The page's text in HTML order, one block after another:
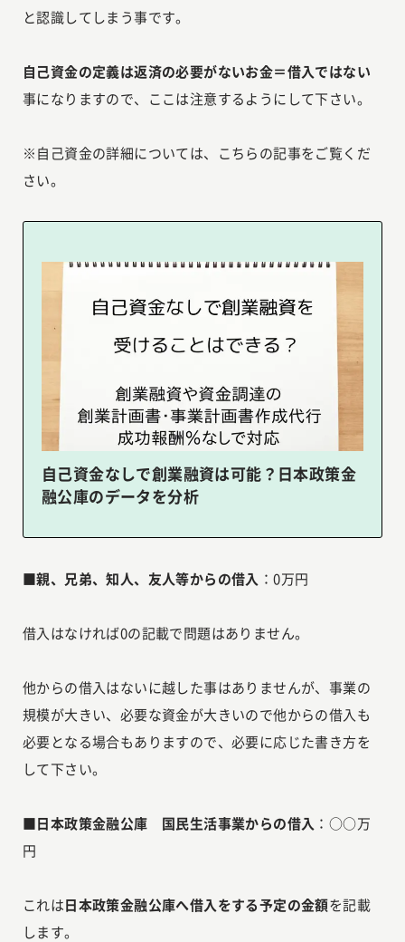
と認識してしまう事です。
自己資金の定義は返済の必要がないお金＝借入ではない
事になりますので、ここは注意するようにして下さい。
※自己資金の詳細については、こちらの記事をご覧くだ
さい。
自己資金なしで創業融資は可能？日本政策金
融公庫のデータを分析
■親、兄弟、知人、友人等からの借入 ：0万円
借入はなければ0の記載で問題はありません。
他からの借入はないに越した事はありませんが、事業の
規模が大きい、必要な資金が大きいので他からの借入も
必要となる場合もありますので、必要に応じた書き方を
して下さい。
■日本政策金融公庫 国民生活事業からの借入 ：○○万
円
これは日本政策金融公庫へ借入をする予定の金額を記載
します。